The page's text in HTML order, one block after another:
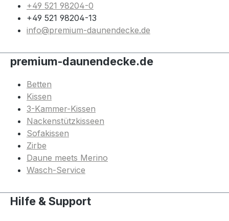
+49 521 98204-0
+49 521 98204-13
info@premium-daunendecke.de
premium-daunendecke.de
Betten
Kissen
3-Kammer-Kissen
Nackenstützkisseen
Sofakissen
Zirbe
Daune meets Merino
Wasch-Service
Hilfe & Support